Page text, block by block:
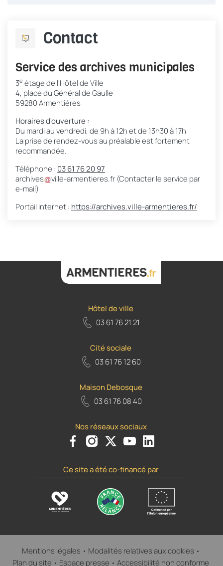
Contact
Service des archives municipales
3e étage de l'Hôtel de Ville
4, place du Général de Gaulle
59280 Armentières
Horaires d'ouverture :
Du mardi au vendredi, de 9h à 12h et de 13h30 à 17h
La prise de rendez-vous au préalable est fortement
recommandée.
Téléphone : 03 61 76 20 97
archives
ville-armentieres.fr (Contacter le service par
e-mail)
Portail internet : https://archives.ville-armentieres.fr/
Hôtel de ville
03 61 76 21 21
Cité sociale
03 61 76 12 60
Maison Debosque
03 61 76 08 40
Nos réseaux sociaux
Voir le compte Facebook de la Ville
Voir le compte Instagram de la Ville
Voir le compte Twiiter de la Ville
Voir le compte Youtube de
Voir le compte Flickr
Ce site a été co-financé par
Mentions légales
Modalités relatives aux cookies
Plan du site
Espace presse Accessibilité non conforme